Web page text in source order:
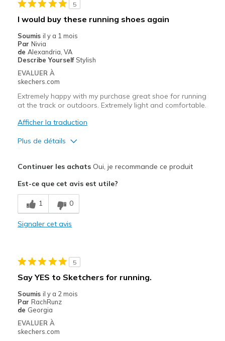
5
I would buy these running shoes again
Soumis il y a 1 mois
Par Nivia
de Alexandria, VA
Describe Yourself Stylish
EVALUER À
skechers.com
Extremely happy with my purchase great shoe for running
at the track or outdoors. Extremely light and comfortable.
Afficher la traduction
Plus de détails
Breathe Well
Comfortable
Running on track and outdoor
Width
Sizing
View On Shoes
Continuer les achatsOui, je recommande ce produit
Est-ce que cet avis est utile?
1 0
Signaler cet avis
5
Say YES to Sketchers for running.
Soumis il y a 2 mois
Par RachRunz
de Georgia
EVALUER À
skechers.com